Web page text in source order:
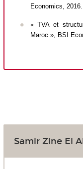
Economics, 2016.
« TVA et
Maroc », BSI
Samir Zine El